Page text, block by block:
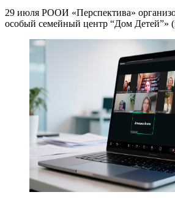
29 июля РООИ «Перспектива»
особый семейный центр “Дом Детей”»